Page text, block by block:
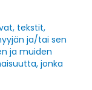
tekstit,
ja/tai sen
ja muiden
jonka